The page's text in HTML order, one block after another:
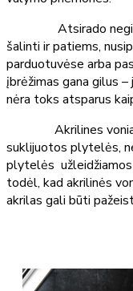
Atsirado negilus
šalinti ir patiems,
parduotuvėse arba
įbrėžimas gana gilus
nėra toks atsparus
Akrilines vonias
suklijuotos plytelės,
plytelės
todėl, kad akrilinės
akrilas gali būti